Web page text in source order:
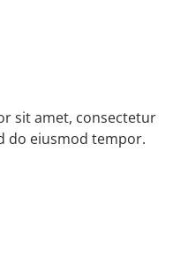
sit amet, consectetur
do eiusmod tempor.